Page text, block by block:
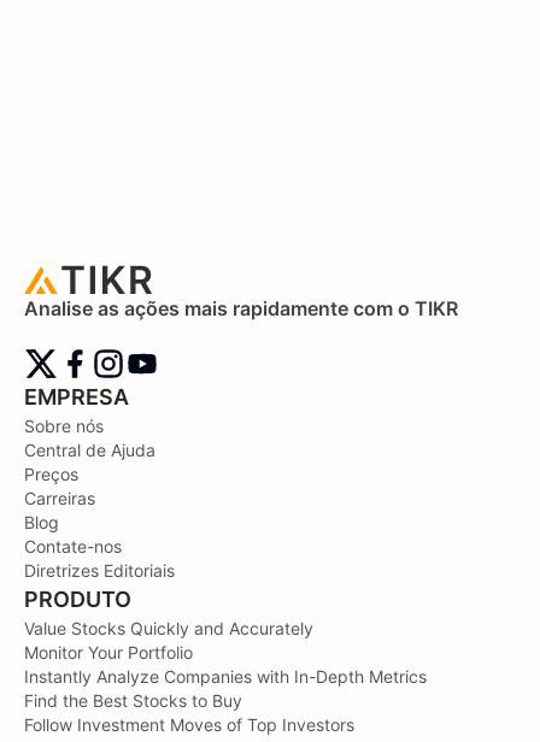
Analise as ações mais rapidamente com o TIKR
EMPRESA
Sobre nós
Central de Ajuda
Preços
Carreiras
Blog
Contate-nos
Diretrizes Editoriais
PRODUTO
Value Stocks Quickly and Accurately
Monitor Your Portfolio
Instantly Analyze Companies with In-Depth Metrics
Find the Best Stocks to Buy
Follow Investment Moves of Top Investors